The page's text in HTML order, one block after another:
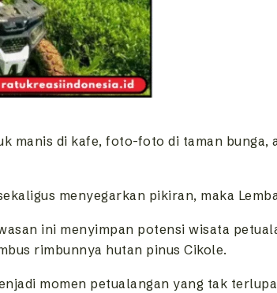
manis di kafe, foto-foto di taman
menyegarkan pikiran, maka
ini menyimpan potensi wisata
rimbunnya hutan pinus Cikole.
momen petualangan yang tak